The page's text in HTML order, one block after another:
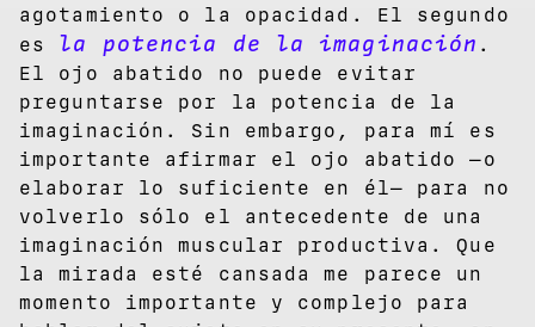
agotamiento o la opacidad. El segundo
es la potencia de la imaginación .
El ojo abatido no puede evitar
preguntarse por la potencia de la
imaginación. Sin embargo, para mí es
importante afirmar el ojo abatido —o
elaborar lo suficiente en él— para no
volverlo sólo el antecedente de una
imaginación muscular productiva. Que
la mirada esté cansada me parece un
momento importante y complejo para